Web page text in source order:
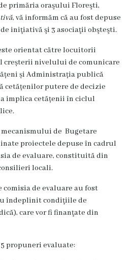
primăria oraşului Floreşti,
, vă informăm că au fost depuse
iniţiativă şi 3 asociaţii obşteşti.
orientat către locuitorii
creșterii nivelului de comunicare
și Administrația publică
cetățenilor putere de decizie
implica cetățenii în ciclul
de Bugetare
proiectele depuse în cadrul
de evaluare, constituită din
locali.
de evaluare au fost
îndeplinit condiţiile de
care vor fi finanţate din
propuneri evaluate: